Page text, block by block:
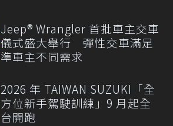
Jeep® Wrangler 首批車主交車
儀式盛大舉行 彈性交車滿足
準車主不同需求
2026 年 TAIWAN SUZUKI「全
方位新手駕駛訓練」9 月起全
台開跑